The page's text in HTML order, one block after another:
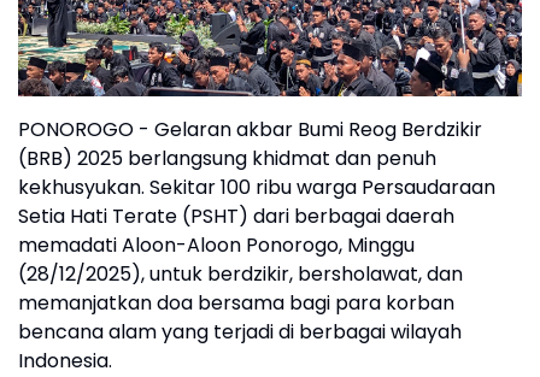
PONOROGO - Gelaran akbar Bumi Reog Berdzikir
(BRB) 2025 berlangsung khidmat dan penuh
kekhusyukan. Sekitar 100 ribu warga Persaudaraan
Setia Hati Terate (PSHT) dari berbagai daerah
memadati Aloon-Aloon Ponorogo, Minggu
(28/12/2025), untuk berdzikir, bersholawat, dan
memanjatkan doa bersama bagi para korban
bencana alam yang terjadi di berbagai wilayah
Indonesia.